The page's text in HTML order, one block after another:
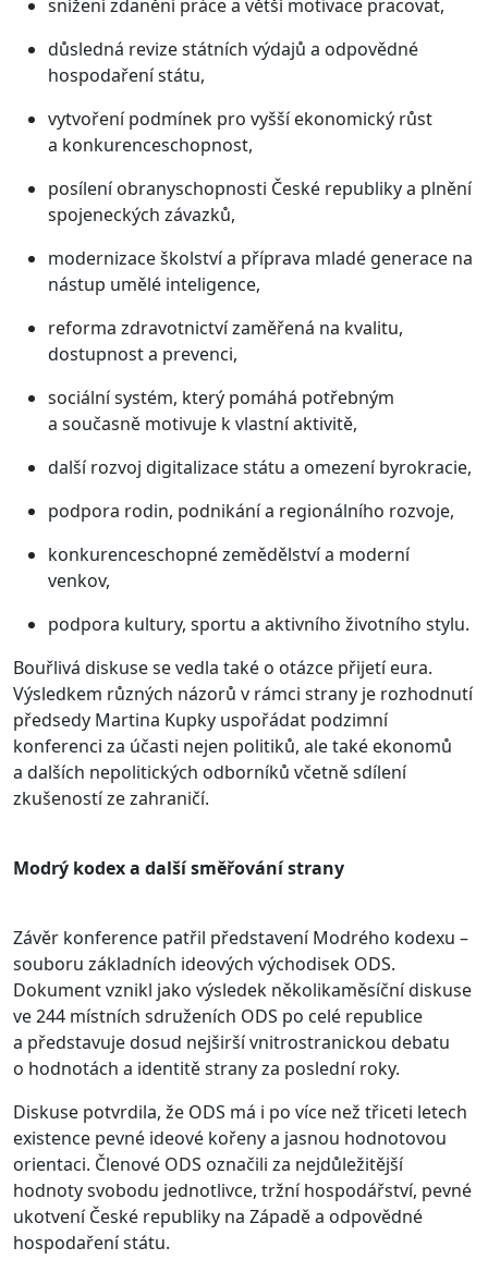
snížení zdanění práce a větší motivace pracovat,
důsledná revize státních výdajů a odpovědné
hospodaření státu,
vytvoření podmínek pro vyšší ekonomický růst
a konkurenceschopnost,
posílení obranyschopnosti České republiky a plnění
spojeneckých závazků,
modernizace školství a příprava mladé generace na
nástup umělé inteligence,
reforma zdravotnictví zaměřená na kvalitu,
dostupnost a prevenci,
sociální systém, který pomáhá potřebným
a současně motivuje k vlastní aktivitě,
další rozvoj digitalizace státu a omezení byrokracie,
podpora rodin, podnikání a regionálního rozvoje,
konkurenceschopné zemědělství a moderní
venkov,
podpora kultury, sportu a aktivního životního stylu.
Bouřlivá diskuse se vedla také o otázce přijetí eura.
Výsledkem různých názorů v rámci strany je rozhodnutí
předsedy Martina Kupky uspořádat podzimní
konferenci za účasti nejen politiků, ale také ekonomů
a dalších nepolitických odborníků včetně sdílení
zkušeností ze zahraničí.
Modrý kodex a další směřování strany
Závěr konference patřil představení Modrého kodexu –
souboru základních ideových východisek ODS.
Dokument vznikl jako výsledek několikaměsíční diskuse
ve 244 místních sdruženích ODS po celé republice
a představuje dosud nejširší vnitrostranickou debatu
o hodnotách a identitě strany za poslední roky.
Diskuse potvrdila, že ODS má i po více než třiceti letech
existence pevné ideové kořeny a jasnou hodnotovou
orientaci. Členové ODS označili za nejdůležitější
hodnoty svobodu jednotlivce, tržní hospodářství, pevné
ukotvení České republiky na Západě a odpovědné
hospodaření státu.